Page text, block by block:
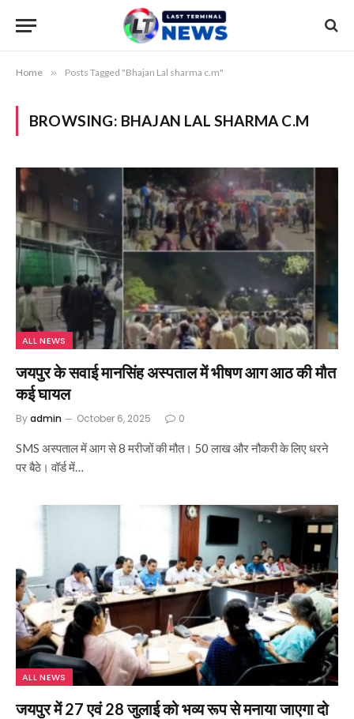
Home » Posts Tagged "Bhajan Lal sharma c.m"
BROWSING: BHAJAN LAL SHARMA C.M
ALL NEWS
जयपुर के सवाई मानसिंह अस्पताल में भीषण आग आठ की मौत
कई घायल
Byadmin October 6, 2025 0
SMS अस्पताल में आग से 8 मरीजों की मौत। 50 लाख और नौकरी के लिए धरने
पर बैठे। वॉर्ड में…
ALL NEWS
जयपुर में 27 एवं 28 जुलाई को भव्य रूप से मनाया जाएगा दो